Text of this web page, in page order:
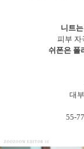
니트
피부 자
쉬폰은 폴
대
55-